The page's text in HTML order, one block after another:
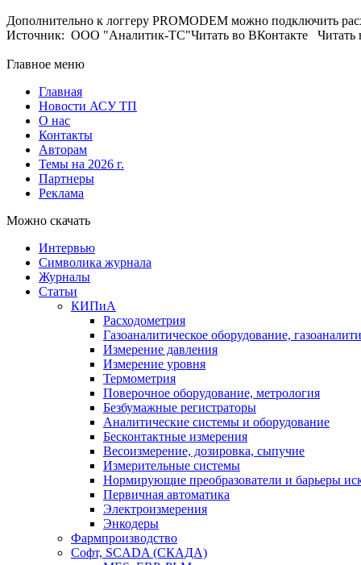
Дополнительно к логгеру PROMODEM можно подключить
Источник: ООО "Аналитик-ТС"Читать во ВКонтакте Читать
Главное меню
Главная
Новости АСУ ТП
О нас
Контакты
Авторам
Темы на 2026 г.
Партнеры
Реклама
Можно скачать
Интервью
Символика журнала
Журналы
Статьи
КИПиА
Расходометрия
Газоаналитическое оборудование,
Измерение давления
Измерение уровня
Термометрия
Поверочное оборудование, метрология
Безбумажные регистраторы
Аналитические системы и оборудование
Бесконтактные измерения
Весоизмерение, дозировка, сыпучие
Измерительные системы
Нормирующие преобразователи и барьеры
Первичная автоматика
Электроизмерения
Энкодеры
Фармпроизводство
Софт, SCADA (СКАДА)